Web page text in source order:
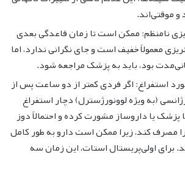
موقتی‌اند.
نامنظم: ممکن است تا زمان قاعدگی بعدی
معمولاً خفیف است و جای نگرانی ندارد، اما
بود، باید به پزشک مراجعه شود.
استفراغ: اگر فردی کمتر از دو ساعت پس از
(به ویژه لوونورژسترل) دچار استفراغ
پزشک یا داروساز مشورت کرده و احتمالاً دوز
مصرف کند، زیرا ممکن است دارو به طور کامل
اولی‌پریستال استات، این زمان سه